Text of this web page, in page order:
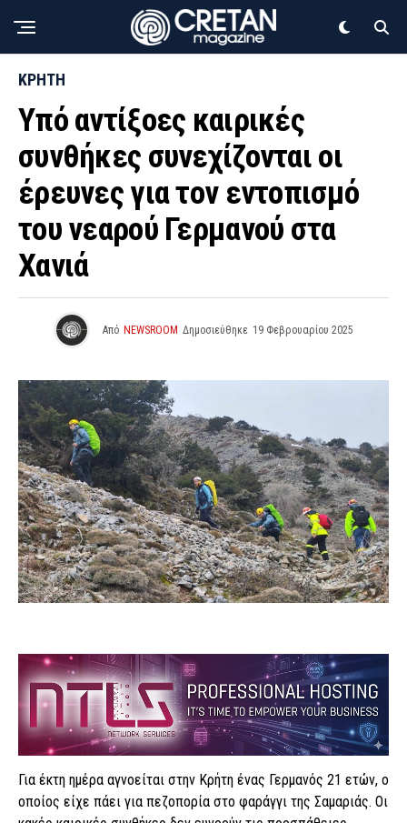
ΚΡΗΤΗ
Υπό αντίξοες καιρικές
συνθήκες συνεχίζονται οι
έρευνες για τον εντοπισμό
του νεαρού Γερμανού στα
Χανιά
Από NEWSROOM Δημοσιεύθηκε 19 Φεβρουαρίου 2025
Για έκτη ημέρα αγνοείται στην Κρήτη ένας Γερμανός 21 ετών, ο
οποίος είχε πάει για πεζοπορία στο φαράγγι της Σαμαριάς. Οι